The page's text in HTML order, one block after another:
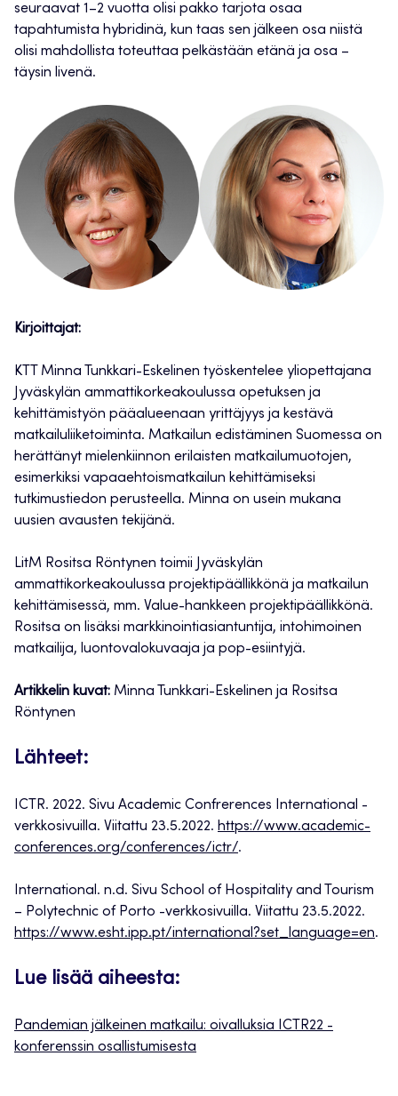
seuraavat 1–2 vuotta olisi pakko tarjota osaa
tapahtumista hybridinä, kun taas sen jälkeen osa niistä
olisi mahdollista toteuttaa pelkästään etänä ja osa –
täysin livenä.
Kirjoittajat:
KTT Minna Tunkkari-Eskelinen työskentelee yliopettajana
Jyväskylän ammattikorkeakoulussa opetuksen ja
kehittämistyön pääalueenaan yrittäjyys ja kestävä
matkailuliiketoiminta. Matkailun edistäminen Suomessa on
herättänyt mielenkiinnon erilaisten matkailumuotojen,
esimerkiksi vapaaehtoismatkailun kehittämiseksi
tutkimustiedon perusteella. Minna on usein mukana
uusien avausten tekijänä.
LitM Rositsa Röntynen toimii Jyväskylän
ammattikorkeakoulussa projektipäällikkönä ja matkailun
kehittämisessä, mm. Value-hankkeen projektipäällikkönä.
Rositsa on lisäksi markkinointiasiantuntija, intohimoinen
matkailija, luontovalokuvaaja ja pop-esiintyjä.
Artikkelin kuvat: Minna Tunkkari-Eskelinen ja Rositsa
Röntynen
Lähteet:
ICTR. 2022. Sivu Academic Confrerences International -
verkkosivuilla. Viitattu 23.5.2022. https://www.academic-
conferences.org/conferences/ictr/.
International. n.d. Sivu School of Hospitality and Tourism
– Polytechnic of Porto -verkkosivuilla. Viitattu 23.5.2022.
https://www.esht.ipp.pt/international?set_language=en.
Lue lisää aiheesta:
Pandemian jälkeinen matkailu: oivalluksia ICTR22 -
konferenssin osallistumisesta